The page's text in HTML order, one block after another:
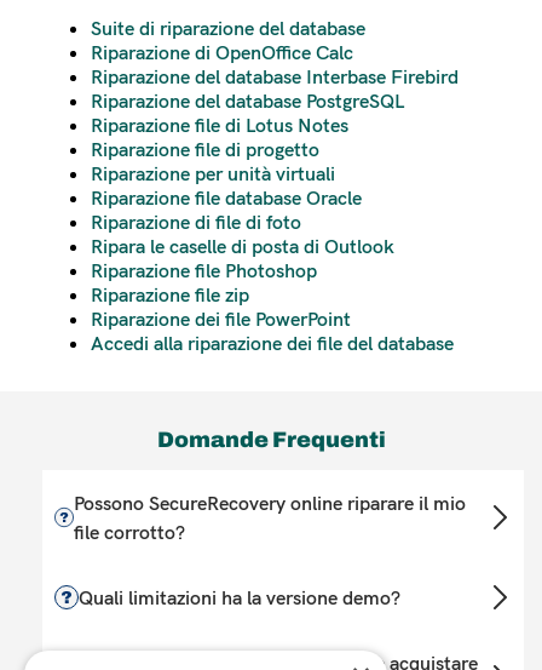
Suite di riparazione del database
Riparazione di OpenOffice Calc
Riparazione del database Interbase Firebird
Riparazione del database PostgreSQL
Riparazione file di Lotus Notes
Riparazione file di progetto
Riparazione per unità virtuali
Riparazione file database Oracle
Riparazione di file di foto
Ripara le caselle di posta di Outlook
Riparazione file Photoshop
Riparazione file zip
Riparazione dei file PowerPoint
Accedi alla riparazione dei file del database
Domande Frequenti
Possono SecureRecovery online riparare il mio
file corrotto?
esplicitamente il tipo di applicazione/file che
scoprire se un file è recuperabile è provare la
Quali limitazioni ha la versione demo?
the damaged file. Other fixed data will be
Ho provato la demo. Come decido se acquistare